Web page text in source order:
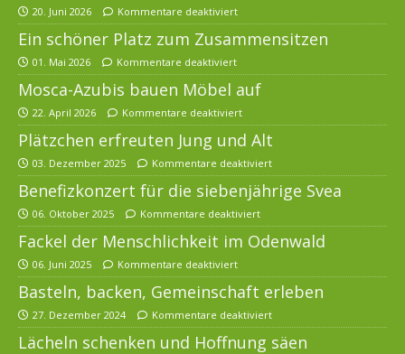
20. Juni 2026 Kommentare deaktiviert
Ein schöner Platz zum Zusammensitzen
01. Mai 2026 Kommentare deaktiviert
Mosca-Azubis bauen Möbel auf
22. April 2026 Kommentare deaktiviert
Plätzchen erfreuten Jung und Alt
03. Dezember 2025 Kommentare deaktiviert
Benefizkonzert für die siebenjährige Svea
06. Oktober 2025 Kommentare deaktiviert
Fackel der Menschlichkeit im Odenwald
06. Juni 2025 Kommentare deaktiviert
Basteln, backen, Gemeinschaft erleben
27. Dezember 2024 Kommentare deaktiviert
Lächeln schenken und Hoffnung säen